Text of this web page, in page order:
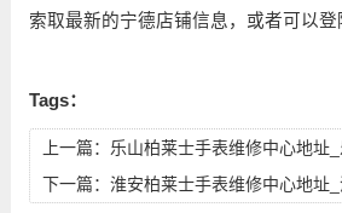
索取最新的宁德店铺信息，或者可以
Tags：
上一篇： 乐山柏莱士手表维修中心地址
服务点查询
下一篇： 淮安柏莱士手表维修中心地址